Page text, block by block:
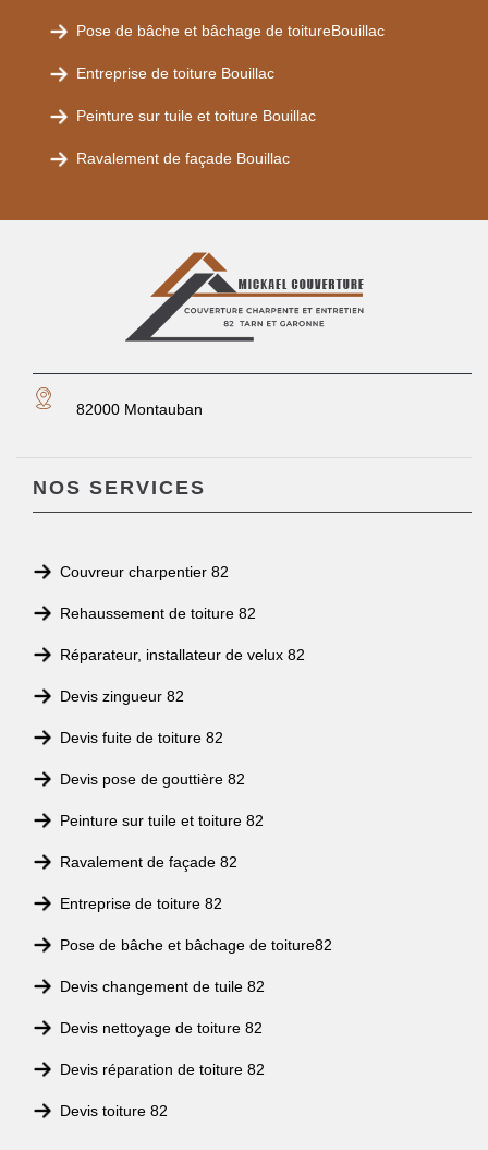
Pose de bâche et bâchage de toitureBouillac
Entreprise de toiture Bouillac
Peinture sur tuile et toiture Bouillac
Ravalement de façade Bouillac
82000 Montauban
NOS SERVICES
Couvreur charpentier 82
Rehaussement de toiture 82
Réparateur, installateur de velux 82
Devis zingueur 82
Devis fuite de toiture 82
Devis pose de gouttière 82
Peinture sur tuile et toiture 82
Ravalement de façade 82
Entreprise de toiture 82
Pose de bâche et bâchage de toiture82
Devis changement de tuile 82
Devis nettoyage de toiture 82
Devis réparation de toiture 82
Devis toiture 82